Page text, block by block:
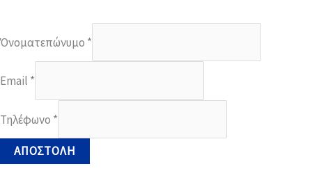
Όνοματεπώνυμο *
Email *
Τηλέφωνο *
ΑΠΟΣΤΟΛΉ